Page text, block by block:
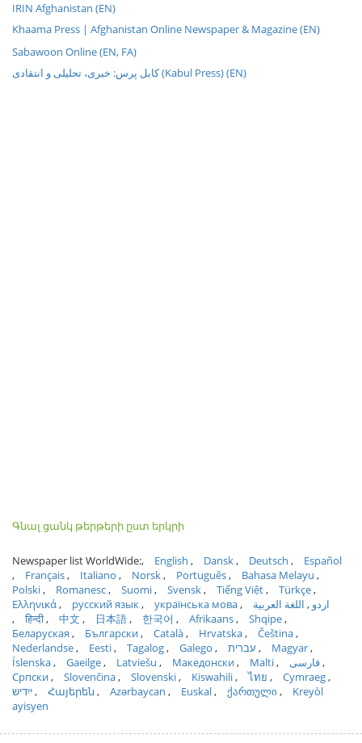
IRIN Afghanistan (EN)
Khaama Press | Afghanistan Online Newspaper & Magazine (EN)
Sabawoon Online (EN, FA)
کابل پرس: خبری، تحليلی و انتقادی (Kabul Press) (EN)
Գնալ ցանկ թերթերի ըստ երկրի
Newspaper list WorldWide: English Dansk Deutsch
Español
Français
Italiano Norsk Português
Bahasa Melayu
Polski
Romanesc Suomi Svensk Tiếng Việt
Türkçe
Ελληνικά
русский язык українська мова اردو
اللغة العربية
हिन्दी
中文 日本語 한국어 Afrikaans
Shqipe
Беларуская
Български Català Hrvatska
Čeština
Nederlandse
Eesti Tagalog Galego עברית
Magyar
Íslenska
Gaeilge Latviešu Македонски Malti
فارسی
Српски
Slovenčina Slovenski Kiswahili ไทย
Cymraeg
ייִדיש
Հայերեն Azərbaycan Euskal ქართული
Kreyòl
ayisyen